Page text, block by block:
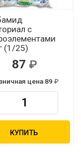
с
(1/25)
87
цена 89
КУПИТЬ